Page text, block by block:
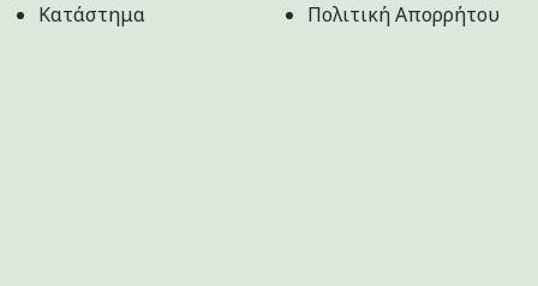
Κατάστημα
Πολιτική Aπορρήτου